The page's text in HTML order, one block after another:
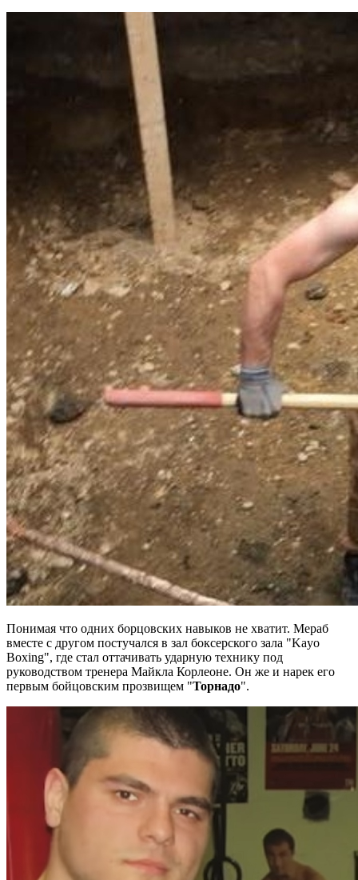
Понимая что одних борцовских навыков не хватит. Мераб
вместе с другом постучался в зал боксерского зала "Kayo
Boxing", где стал оттачивать ударную технику под
руководством тренера Майкла Корлеоне. Он же и нарек его
первым бойцовским прозвищем "Торнадо".